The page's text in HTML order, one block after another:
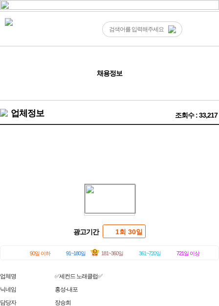
채용정보
업체정보 조회수 : 33,217
광고기간 1회 30일
90일 이하 91~180일 181~360일 361~720일 721일 이상
업체명
✅세컨드 노래클럽✅
닉네임
홍성-내포
담당자
장승희